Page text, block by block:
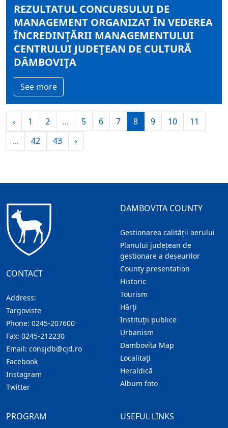
REZULTATUL CONCURSULUI DE
MANAGEMENT ORGANIZAT ÎN VEDEREA
ÎNCREDINŢĂRII MANAGEMENTULUI
CENTRULUI JUDEŢEAN DE CULTURĂ
DÂMBOVIŢA
See more
‹ 1 2 ... 5 6 7 8 9 10
11
...
42 43 ›
CONTACT
Address:
Targoviste
Phone: 0245-207600
Fax: 0245-212230
Email: consjdb@cjd.ro
Facebook
Instagram
Twitter
DAMBOVITA COUNTY
Gestionarea calității aerului
Planului județean de
gestionare a deșeurilor
County presentation
Historic
Tourism
Hărţi
Instituţii publice
Urbanism
Dambovita Map
Localitaţi
Heraldică
Album foto
USEFUL LINKS
PROGRAM